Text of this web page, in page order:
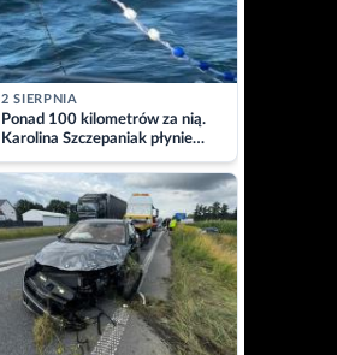
2 SIERPNIA
Ponad 100 kilometrów za nią.
Karolina Szczepaniak płynie
przez Bałtyk dla Piotra.
Aktualizacja